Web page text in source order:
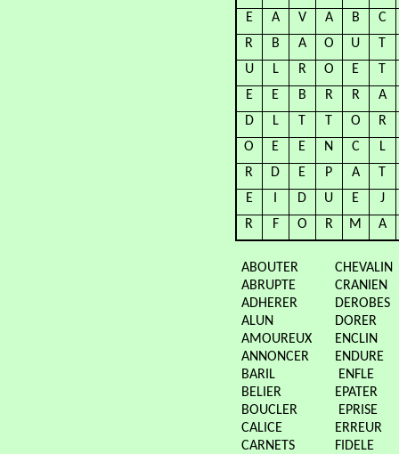
E
A V A B
C
R
B A O U
T
U
L R O E
T
E
E B R R
A
D
L T T O
R
O
E E N C
L
R
D E P A
T
E
D U E
J
R
F O R M A
ABOUTER
ABRUPTE
ADHERER
ALUN
AMOUREUX
ANNONCER
BARIL
BELIER
BOUCLER
CALICE
CARNETS
CHEVALIN
CRANIEN
DEROBES
DORER
ENCLIN
ENDURE
ENFLE
EPATER
EPRISE
ERREUR
FIDELE